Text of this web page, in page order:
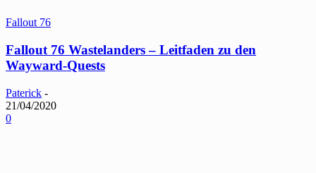
Fallout 76
Fallout 76 Wastelanders – Leitfaden zu den
Wayward-Quests
Paterick -
21/04/2020
0